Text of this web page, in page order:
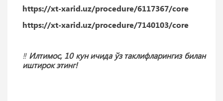
https://xt-xarid.uz/procedure/6117367/core
https://xt-xarid.uz/procedure/7140103/core
‼️ Илтимос, 10 кун ичида ўз таклифларингиз билан
иштирок этинг!